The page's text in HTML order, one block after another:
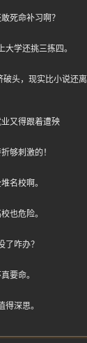
死命补习啊？
学还挑三拣四。
头，现实比小说还离
又得跟着遭殃
够刺激的！
名校啊。
也危险。
咋办？
要命。
深思。